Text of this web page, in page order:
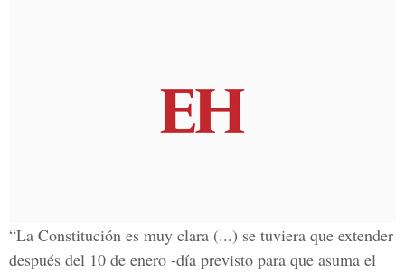
“La Constitución es muy clara (...) se tuviera que extender
después del 10 de enero -día previsto para que asuma el